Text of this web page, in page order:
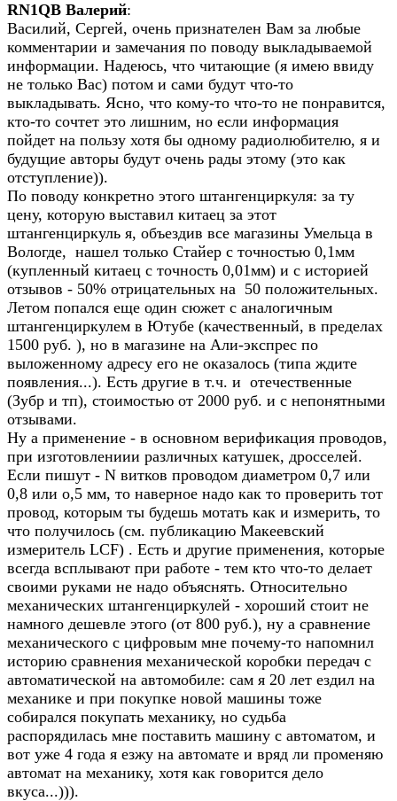
RN1QB Валерий:
Василий, Сергей, очень признателен Вам за любые
комментарии и замечания по поводу выкладываемой
информации. Надеюсь, что читающие (я имею ввиду
не только Вас) потом и сами будут что-то
выкладывать. Ясно, что кому-то что-то не понравится,
кто-то сочтет это лишним, но если информация
пойдет на пользу хотя бы одному радиолюбителю, я и
будущие авторы будут очень рады этому (это как
отступление)).
По поводу конкретно этого штангенциркуля: за ту
цену, которую выставил китаец за этот
штангенциркуль я, объездив все магазины Умельца в
Вологде, нашел только Стайер с точностью 0,1мм
(купленный китаец с точность 0,01мм) и с историей
отзывов - 50% отрицательных на 50 положительных.
Летом попался еще один сюжет с аналогичным
штангенциркулем в Ютубе (качественный, в пределах
1500 руб. ), но в магазине на Али-экспрес по
выложенному адресу его не оказалось (типа ждите
появления...). Есть другие в т.ч. и отечественные
(Зубр и тп), стоимостью от 2000 руб. и с непонятными
отзывами.
Ну а применение - в основном верификация проводов,
при изготовлениии различных катушек, дросселей.
Если пишут - N витков проводом диаметром 0,7 или
0,8 или о,5 мм, то наверное надо как то проверить тот
провод, которым ты будешь мотать как и измерить, то
что получилось (см. публикацию Макеевский
измеритель LCF) . Есть и другие применения, которые
всегда всплывают при работе - тем кто что-то делает
своими руками не надо объяснять. Относительно
механических штангенциркулей - хороший стоит не
намного дешевле этого (от 800 руб.), ну а сравнение
механического с цифровым мне почему-то напомнил
историю сравнения механической коробки передач с
автоматической на автомобиле: сам я 20 лет ездил на
механике и при покупке новой машины тоже
собирался покупать механику, но судьба
распорядилась мне поставить машину с автоматом, и
вот уже 4 года я езжу на автомате и вряд ли променяю
автомат на механику, хотя как говорится дело
вкуса...))).